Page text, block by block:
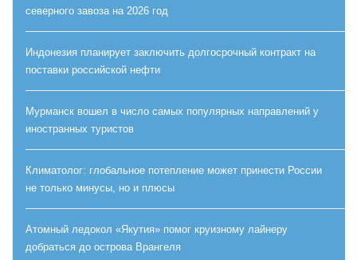
северного завоза на 2026 год
Индонезия планирует заключить долгосрочный контракт на
поставки российской нефти
Мурманск вошел в число самых популярных направлений у
иностранных туристов
Климатолог: глобальное потепление может принести России
не только минусы, но и плюсы
Атомный ледокол «Якутия» помог круизному лайнеру
добраться до острова Врангеля